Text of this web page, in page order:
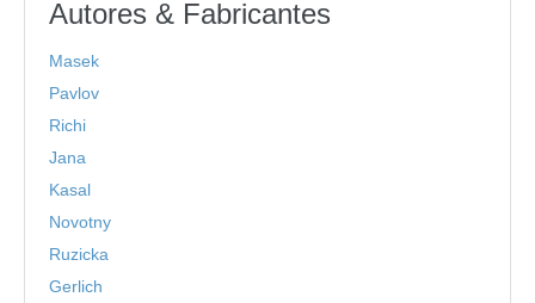
Autores & Fabricantes
Masek
Pavlov
Richi
Jana
Kasal
Novotny
Ruzicka
Gerlich